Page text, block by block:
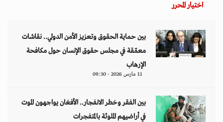
اختيار المحرر
بين حماية الحقوق وتعزيز الأمن الدولي.. نقاشات
معمّقة في مجلس حقوق الإنسان حول مكافحة
الإرهاب
11 مارس 2026 - 09:30
بين الفقر وخطر الانفجار.. الأفغان يواجهون الموت
في أراضيهم الملوثة بالمتفجرات